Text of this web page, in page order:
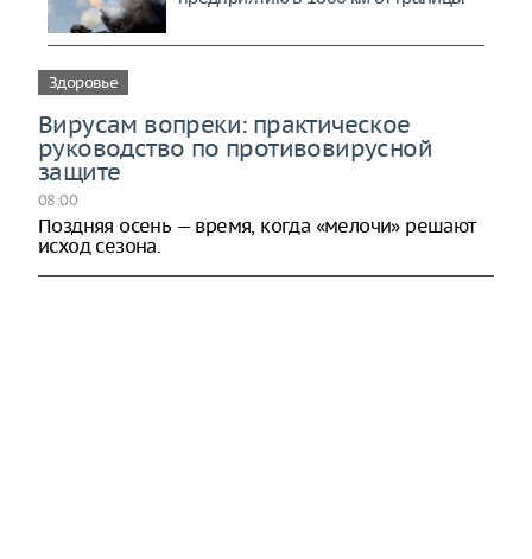
Здоровье
Вирусам вопреки: практическое
руководство по противовирусной
защите
08:00
Поздняя осень — время, когда «мелочи» решают
исход сезона.